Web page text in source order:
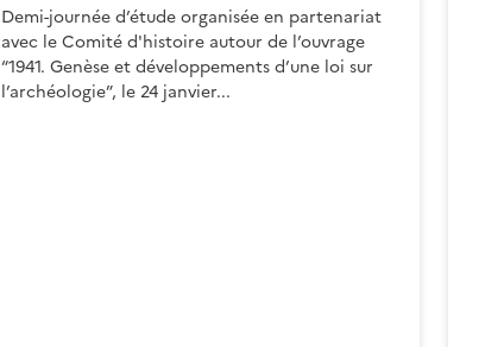
Demi-journée d’étude organisée en partenariat
avec le Comité d'histoire autour de l’ouvrage
“1941. Genèse et développements d’une loi sur
l’archéologie”, le 24 janvier...